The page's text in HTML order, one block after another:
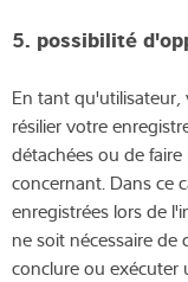
5. possibilité
En tant
résilier votre
détachées ou de
concernant. Dans ce
enregistrées lors de
ne soit nécessaire
conclure ou exécuter